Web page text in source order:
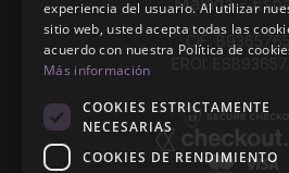
CIF:
experiencia del usuario. Al utilizar
sitio web, usted acepta todas las
acuerdo con nuestra Política de
Más información
COOKIES ESTRICTAMENTE
NECESARIAS
COOKIES DE RENDIMIENTO